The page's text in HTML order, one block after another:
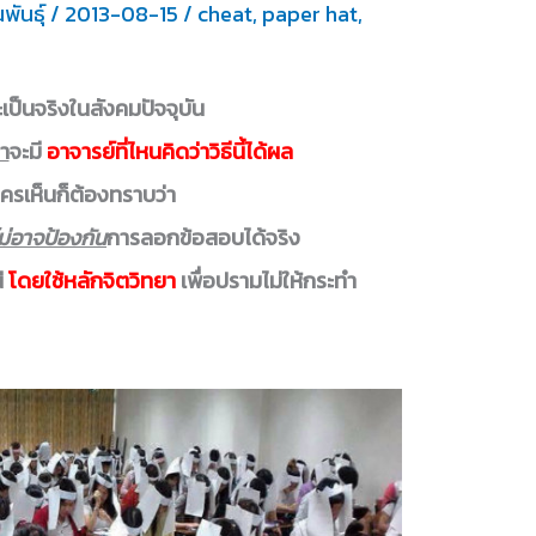
พันธุ์/ 2013-08-15 / cheat, paper hat,
เป็นจริงในสังคมปัจจุบัน
จะมีอาจารย์ที่ไหนคิดว่าวิธีนี้ได้ผล
ครเห็นก็ต้องทราบว่า
อาจป้องกันการลอกข้อสอบได้จริง
โดยใช้หลักจิตวิทยาเพื่อปรามไม่ให้กระทำ